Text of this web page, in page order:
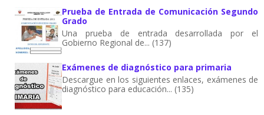
Prueba de Entrada de Comunicación Segundo
Grado
Una prueba de entrada desarrollada por el
Gobierno Regional de... (137)
Exámenes de diagnóstico para primaria
Descargue en los siguientes enlaces, exámenes de
diagnóstico para educación... (135)